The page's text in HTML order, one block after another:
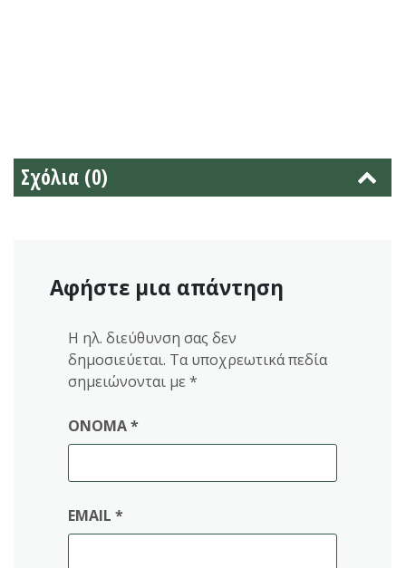
Σχόλια (0)
Αφήστε μια απάντηση
Η ηλ. διεύθυνση σας δεν
δημοσιεύεται. Τα υποχρεωτικά πεδία
σημειώνονται με *
ΌΝΟΜΑ*
EMAIL *